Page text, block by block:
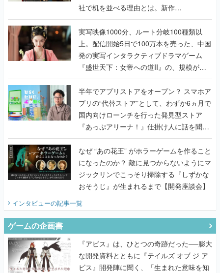
社で机を並べる理由とは。新作
『TATSUJIN EXTREME』で初タッグを組
んだレジェンド2人に訊く開発秘話
実写映像1000分、ルート分岐100種類以
上。配信開始5日で100万本を売った、中国
発の実写インタラクティブドラマゲーム
『盛世天下：女帝への道II』の、規模が違
うこだわりをプロデューサーに聞いた
半年でアプリストアをオープン？ スマホア
プリの“代替ストア”として、わずか6ヵ月で
国内向けローンチを行った発見型ストア
『あっぷアリーナ！』仕掛け人に話を聞い
てみた
なぜ “あの花王” がホラーゲームを作ること
になったのか？ 敵に見つからないようにマ
ジックリンでこっそり掃除する『しずかな
おそうじ』が生まれるまで【開発座談会】
インタビューの記事一覧
ゲームの企画書
『アビス』は、ひとつの奇跡だった──膨大
な開発資料とともに『テイルズ オブ ジ ア
ビス』開発陣に聞く、「生まれた意味を知